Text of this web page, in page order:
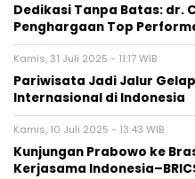
Dedikasi Tanpa Batas: dr.
Penghargaan Top
Kamis, 31 Juli 2025 - 11:17 WIB
Pariwisata Jadi Jalur
Internasional di Indonesia
Kamis, 10 Juli 2025 - 13:43 WIB
Kunjungan Prabowo ke
Kerjasama